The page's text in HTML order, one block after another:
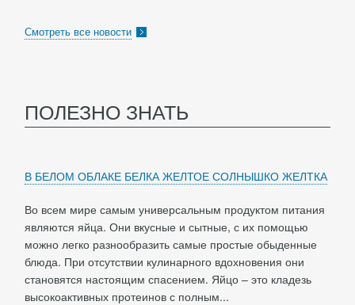
Смотреть все новости
ПОЛЕЗНО ЗНАТЬ
В БЕЛОМ ОБЛАКЕ БЕЛКА ЖЕЛТОЕ СОЛНЫШКО ЖЕЛТКА
Во всем мире самым универсальным продуктом питания
являются яйца. Они вкусные и сытные, с их помощью
можно легко разнообразить самые простые обыденные
блюда. При отсутствии кулинарного вдохновения они
становятся настоящим спасением. Яйцо – это кладезь
высокоактивных протеинов с полным...